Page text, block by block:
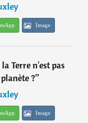
Image
Terre n'est pas
?”
Image